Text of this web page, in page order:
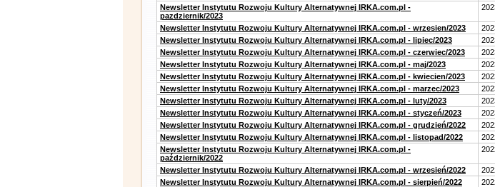
Newsletter Instytutu Rozwoju Kultury Alternatywnej IRKA.com.pl -
pazdziernik/2023
Newsletter Instytutu Rozwoju Kultury Alternatywnej IRKA.com.pl - wrzesien/2023
Newsletter Instytutu Rozwoju Kultury Alternatywnej IRKA.com.pl - lipiec/2023
Newsletter Instytutu Rozwoju Kultury Alternatywnej IRKA.com.pl - czerwiec/2023
Newsletter Instytutu Rozwoju Kultury Alternatywnej IRKA.com.pl - maj/2023
Newsletter Instytutu Rozwoju Kultury Alternatywnej IRKA.com.pl - kwiecien/2023
Newsletter Instytutu Rozwoju Kultury Alternatywnej IRKA.com.pl - marzec/2023
Newsletter Instytutu Rozwoju Kultury Alternatywnej IRKA.com.pl - luty/2023
Newsletter Instytutu Rozwoju Kultury Alternatywnej IRKA.com.pl - styczeń/2023
Newsletter Instytutu Rozwoju Kultury Alternatywnej IRKA.com.pl - grudzień/2022
Newsletter Instytutu Rozwoju Kultury Alternatywnej IRKA.com.pl - listopad/2022
Newsletter Instytutu Rozwoju Kultury Alternatywnej IRKA.com.pl -
październik/2022
Newsletter Instytutu Rozwoju Kultury Alternatywnej IRKA.com.pl - wrzesień/2022
Newsletter Instytutu Rozwoju Kultury Alternatywnej IRKA.com.pl - sierpień/2022